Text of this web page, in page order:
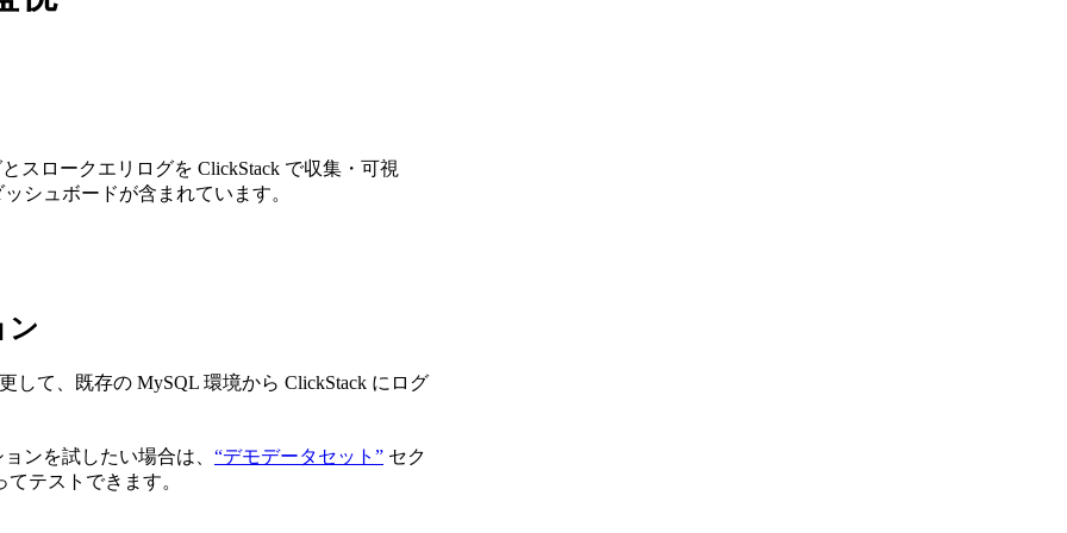
スロークエリログを ClickStack で収集・可視
シュボードが含まれています。
ン
して、既存の MySQL 環境から ClickStack にログ
ンを試したい場合は、 “デモデータセット” セク
テストできます。